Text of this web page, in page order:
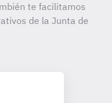
te facilitamos
de la Junta de